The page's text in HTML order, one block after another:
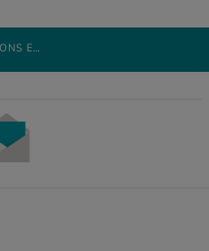
E…